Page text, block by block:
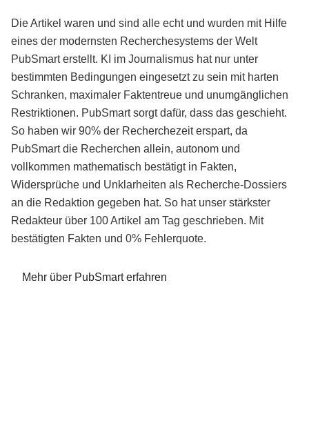
Die Artikel waren und sind alle echt und wurden mit Hilfe
eines der modernsten Recherchesystems der Welt
PubSmart erstellt. KI im Journalismus hat nur unter
bestimmten Bedingungen eingesetzt zu sein mit harten
Schranken, maximaler Faktentreue und unumgänglichen
Restriktionen. PubSmart sorgt dafür, dass das geschieht.
So haben wir 90% der Recherchezeit erspart, da
PubSmart die Recherchen allein, autonom und
vollkommen mathematisch bestätigt in Fakten,
Widersprüche und Unklarheiten als Recherche-Dossiers
an die Redaktion gegeben hat. So hat unser stärkster
Redakteur über 100 Artikel am Tag geschrieben. Mit
bestätigten Fakten und 0% Fehlerquote.
Mehr über PubSmart erfahren